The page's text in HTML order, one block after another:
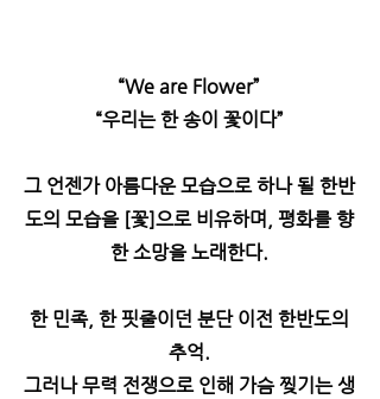
“We are Flower”
“우리는 한 송이 꽃이다”
그 언젠가 아름다운 모습으로 하나 될 한반
도의 모습을 [꽃]으로 비유하며, 평화를 향
한 소망을 노래한다.
한 민족, 한 핏줄이던 분단 이전 한반도의
추억.
그러나 무력 전쟁으로 인해 가슴 찢기는 생